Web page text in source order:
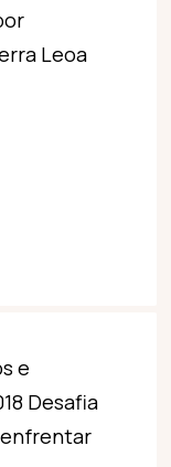
Leoa
e
Desafia
enfrentar